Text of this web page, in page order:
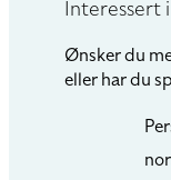
Interessert
Ønsker du
eller har du